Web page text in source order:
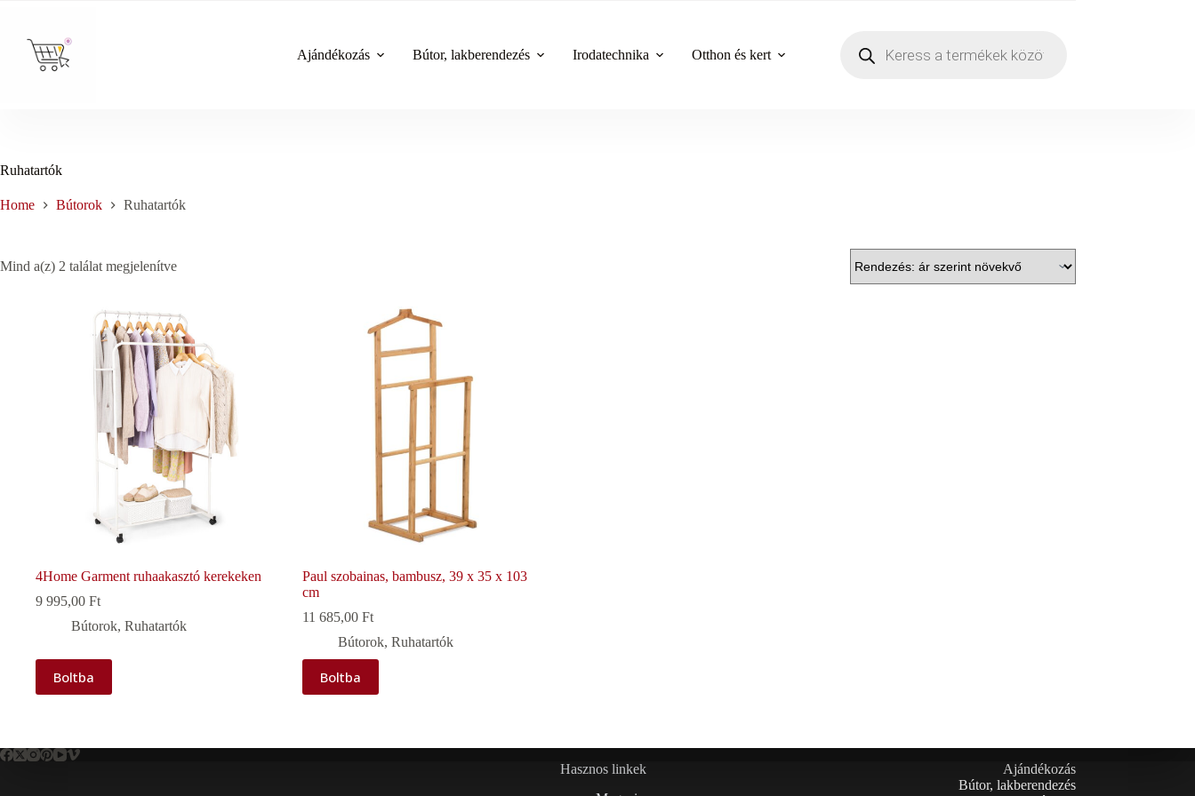
content
Ajándékozás
Bútor, lakberendezés Irodatechnika Otthon és kert
search
Ruhatartók
Home Bútorok Ruhatartók
Mind a(z) 2 találat megjelenítveSorted
low
to
high
4Home Garment ruhaakasztó kerekeken
9 995,00 Ft
Bútorok, Ruhatartók
Boltba
Paul szobainas, bambusz, 39 x 35 x 103
cm
11 685,00 Ft
Bútorok, Ruhatartók
Boltba
Hasznos linkek
Ajándékozás
Bútor, lakberendezés